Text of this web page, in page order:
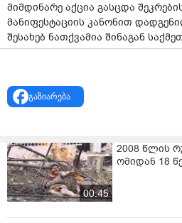
მიმდინარე აქცია გასცდა
მანიფესტაციის კანონით
შესახებ ნათქვამია შინაგან
განცხადებაში.
ორგანიზატორების მხრიდან
ძალადობრივი შინაარსის
„ორგანიზატორებმა ათონელზე
სასახლის შენობის ჯებირები
შეჭრას ცდილობდნენ.
გაზიარება
00:45
2008 წლის
ომიდან 18